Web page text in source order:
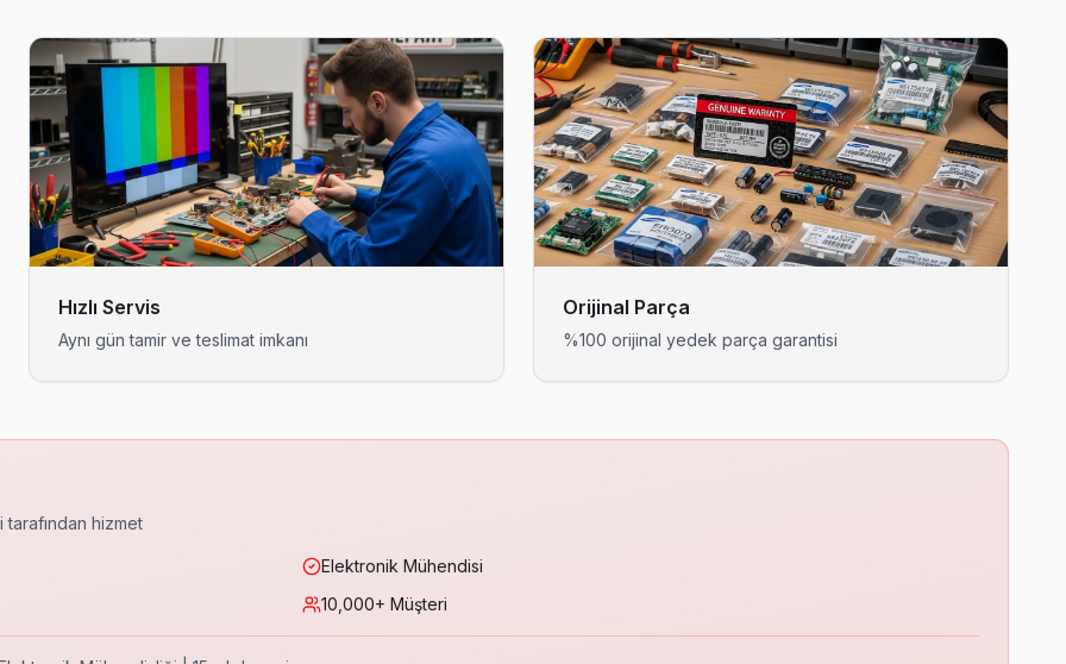
Bahçelievler'da 15 yıldır güvenilir TV tamiri yapıyoruz, yazılı garanti ile.
Bahçelievler genelinde günlük tur yapıyor, Fevzi Çakmak mahallesine ortalama 90 dakikada ulaşıyor.
yaşıyorsanız Bahçelievler servisimizi arayın; aynı gün adresinize geliyoruz.
her müşteri ziyaretinde kimlik ve şirket kartını gösteriyor. Kapıyı yabancıya açmak zorunda değilsiniz.
Hızlı Servis
Aynı gün tamir ve teslimat imkanı
Orijinal Parça
%100 orijinal yedek parça garantisi
tarafından hizmet
Elektronik Mühendisi
10,000+ Müşteri